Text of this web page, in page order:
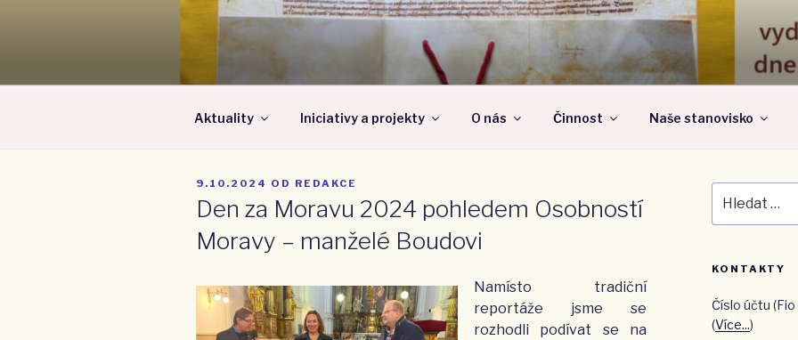
MORAVSKÁ NÁRODNÍ OBEC –
Aktuality Iniciativy a projekty O nás Činnost Naše stanovisko
PUBLIKOVÁNO
9.10.2024 OD REDAKCE
Den za Moravu 2024 pohledem Osobností
Moravy – manželé Boudovi
Namísto tradiční
reportáže jsme se
rozhodli podívat se na
KONTAKTY
Číslo účtu
(Více...)